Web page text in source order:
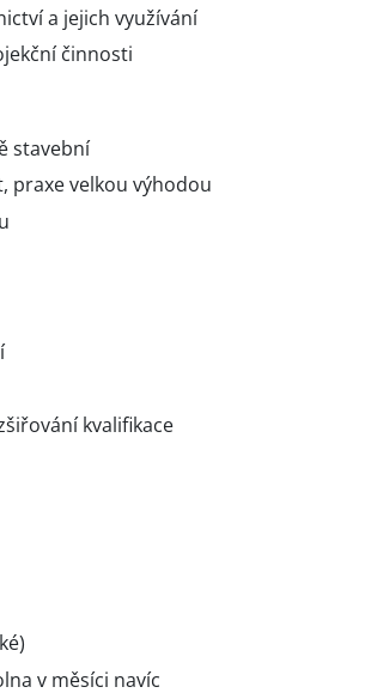
a jejich využívání
činnosti
stavební
praxe velkou výhodou
kvalifikace
v měsíci navíc